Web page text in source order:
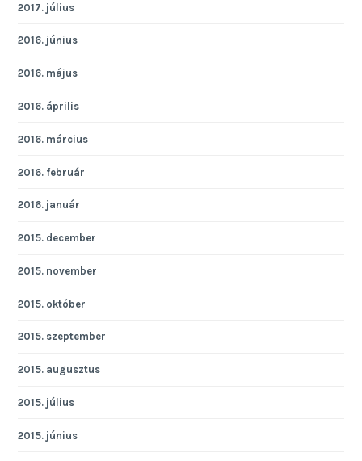
2017. július
2016. június
2016. május
2016. április
2016. március
2016. február
2016. január
2015. december
2015. november
2015. október
2015. szeptember
2015. augusztus
2015. július
2015. június